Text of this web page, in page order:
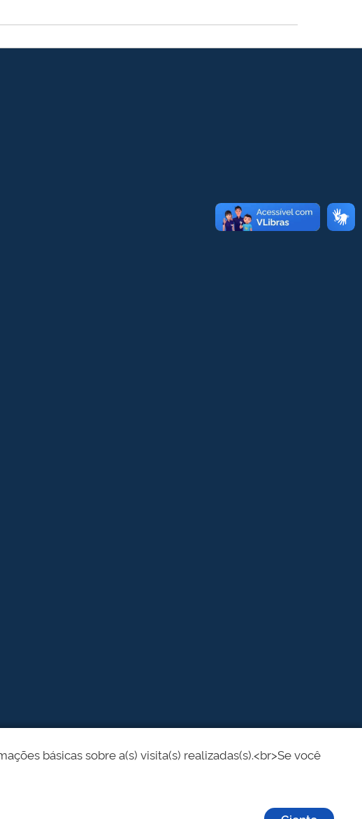
básicas sobre a(s) visita(s) realizadas(s).<br>Se você